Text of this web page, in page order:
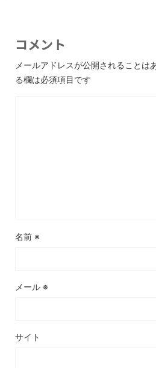
コメント
メールアドレスが公開されることは
る欄は必須項目です
名前 ※
メール ※
サイト